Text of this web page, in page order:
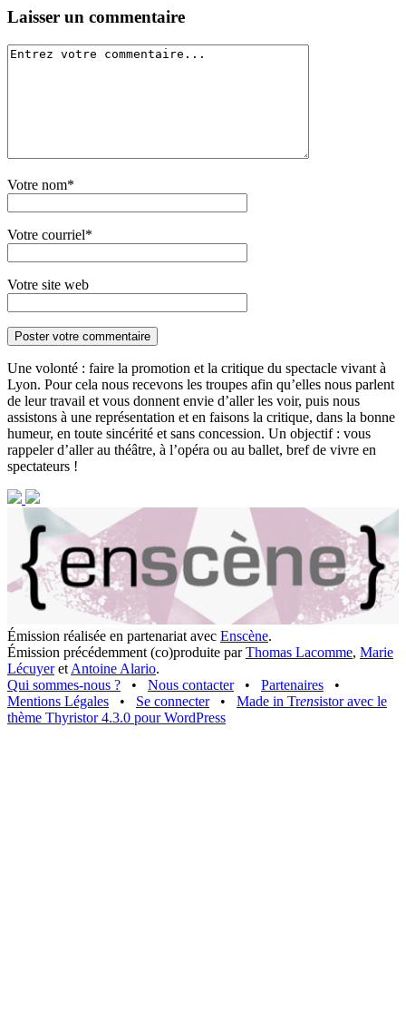
Laisser un commentaire
Votre nom*
Votre courriel*
Votre site web
Une volonté : faire la promotion et la critique du spectacle vivant à
Lyon. Pour cela nous recevons les troupes afin qu’elles nous parlent
de leur travail et vous donnent envie d’aller les voir, puis nous
assistons à une représentation et en faisons la critique, dans la bonne
humeur, en toute sincérité et sans concession. Un objectif : vous
rappeler d’aller au théâtre, à l’opéra ou au ballet, bref de vivre en
spectateurs !
Émission réalisée en partenariat avec Enscène.
Émission précédemment (co)produite parThomas Lacomme, Marie
Lécuyeret Antoine Alario.
Qui sommes-nous ?
• Nous contacter • Partenaires
•
Mentions Légales
• Se connecter • Made in Trensistor avec le
thème Thyristor 4.3.0 pour WordPress